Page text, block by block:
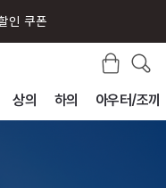
인 쿠폰
상의 하의 아우터/조끼